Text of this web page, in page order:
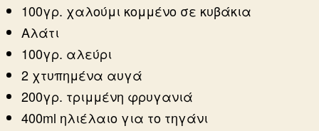
100γρ. χαλούμι κομμένο σε κυβάκια
Αλάτι
100γρ. αλεύρι
2 χτυπημένα αυγά
200γρ. τριμμένη φρυγανιά
400ml ηλιέλαιο για το τηγάνι